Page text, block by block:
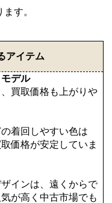
す。
アイテム
デル
買取価格も上がりや
着回しやすい色は
価格が安定していま
インは、遠くからで
が高く中古市場でも